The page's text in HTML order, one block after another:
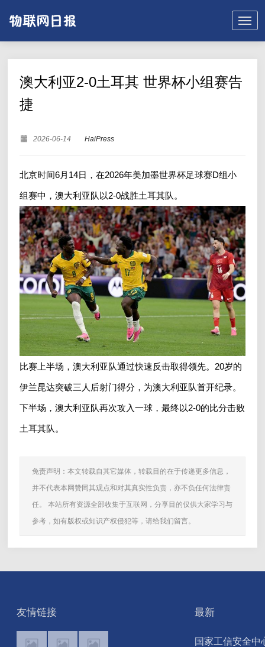
澳大利亚2-0土耳其 世界杯小组赛告
捷
2026-06-14 HaiPress
北京时间6月14日，在2026年美加墨世界杯足球赛D组小
组赛中，澳大利亚队以2-0战胜土耳其队。
比赛上半场，澳大利亚队通过快速反击取得领先。20岁的
伊兰昆达突破三人后射门得分，为澳大利亚队首开纪录。
下半场，澳大利亚队再次攻入一球，最终以2-0的比分击败
土耳其队。
免责声明：本文转载自其它媒体，转载目的在于传递更多信息，
并不代表本网赞同其观点和对其真实性负责，亦不负任何法律责
任。 本站所有资源全部收集于互联网，分享目的仅供大家学习与
参考，如有版权或知识产权侵犯等，请给我们留言。
友情链接 最新
国家工信安全中